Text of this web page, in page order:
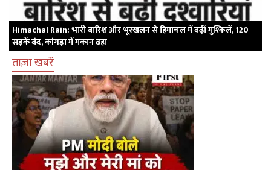
Himachal Rain: भारी बारिश और भूस्खलन से हिमाचल में बढ़ीं मुश्किलें, 120
सड़कें बंद, कांगड़ा में मकान ढहा
ताज़ा खबरें